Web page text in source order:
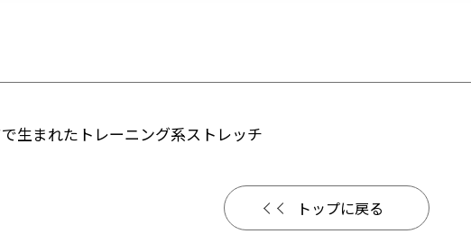
生まれたトレーニング系ストレッチ
トップに戻る